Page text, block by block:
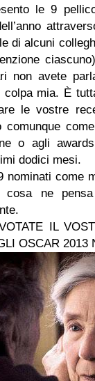
le 9
di alcuni
non avete
colpa mia. È
le vostre
comunque
o agli
dodici mesi.
nominati come
ne pensa
IL
OSCAR 2013